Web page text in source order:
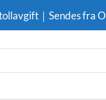
｜Sendes fra